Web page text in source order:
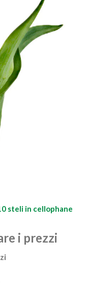
steli in cellophane
i prezzi